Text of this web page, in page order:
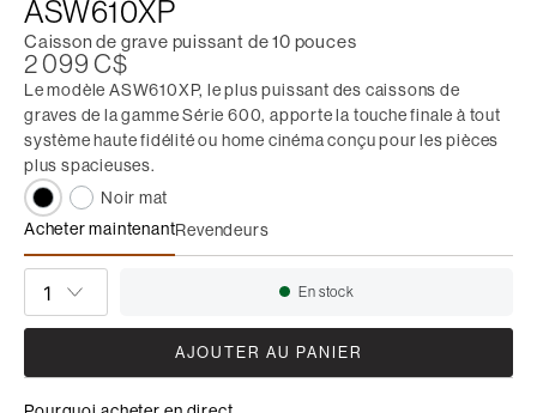
ASW610XP
Caisson de grave puissant de 10 pouces
2 099 C$
Le modèle ASW610XP, le plus puissant des caissons de
graves de la gamme Série 600, apporte la touche finale à tout
système haute fidélité ou home cinéma conçu pour les pièces
plus spacieuses.
Noir mat
Acheter maintenant
ASW610XP
Revendeurs
Disponibilité:
En stock
AJOUTER AU PANIER